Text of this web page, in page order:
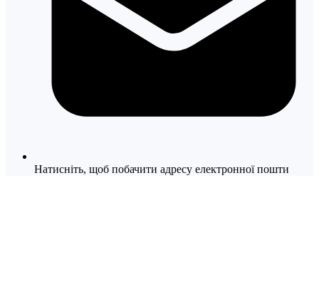
Натисніть, щоб побачити адресу електронної пошти